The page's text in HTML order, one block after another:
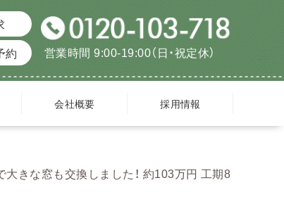
約 営業時間 9:00-19:00（日・祝定休）
会社概要 採用情報
きな窓も交換しました！ 約103万円 工期8